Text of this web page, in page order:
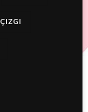
ÇIZGI